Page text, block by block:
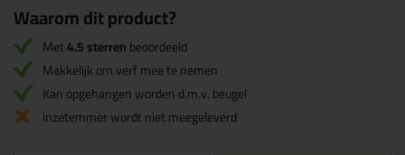
Waarom dit product?
Met4.5 sterrenbeoordeeld
Makkelijk om verf mee te nemen
Kan opgehangen worden d.m.v. beugel
inzetemmer wordt niet meegeleverd